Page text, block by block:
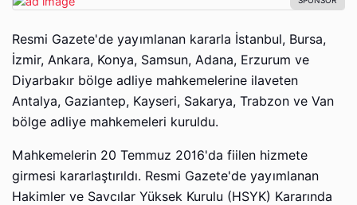
Resmi Gazete'de yayımlanan kararla İstanbul, Bursa,
İzmir, Ankara, Konya, Samsun, Adana, Erzurum ve
Diyarbakır bölge adliye mahkemelerine ilaveten
Antalya, Gaziantep, Kayseri, Sakarya, Trabzon ve Van
bölge adliye mahkemeleri kuruldu.
Mahkemelerin 20 Temmuz 2016'da fiilen hizmete
girmesi kararlaştırıldı. Resmi Gazete'de yayımlanan
Hakimler ve Savcılar Yüksek Kurulu (HSYK) Kararında